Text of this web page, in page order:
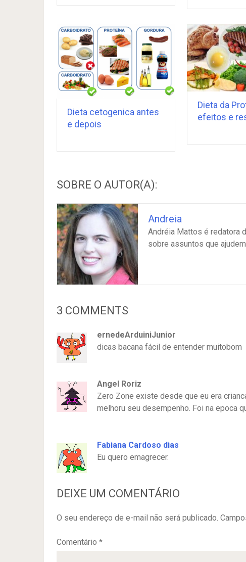
Dieta cetogenica antes
e depois
Dieta da
efeitos e
SOBRE O AUTOR(A):
Andreia
Andréia Mattos é redatora
sobre assuntos que
3 COMMENTS
ernedeArduiniJunior
dicas bacana fácil de entender muitobom
Angel Roriz
Zero Zone existe desde que eu era
melhoru seu desempenho. Foi na epoca
Fabiana Cardoso dias
Eu quero emagrecer.
DEIXE UM COMENTÁRIO
O seu endereço de e-mail não será publicado.
Comentário *